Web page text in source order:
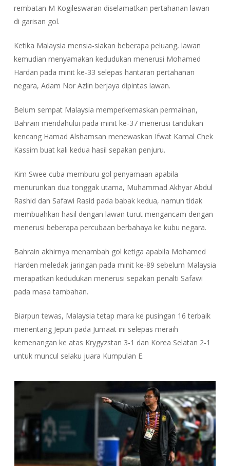
rembatan M Kogileswaran diselamatkan pertahanan lawan
di garisan gol.
Ketika Malaysia mensia-siakan beberapa peluang, lawan
kemudian menyamakan kedudukan menerusi Mohamed
Hardan pada minit ke-33 selepas hantaran pertahanan
negara, Adam Nor Azlin berjaya dipintas lawan.
Belum sempat Malaysia memperkemaskan permainan,
Bahrain mendahului pada minit ke-37 menerusi tandukan
kencang Hamad Alshamsan menewaskan Ifwat Kamal Chek
Kassim buat kali kedua hasil sepakan penjuru.
Kim Swee cuba memburu gol penyamaan apabila
menurunkan dua tonggak utama, Muhammad Akhyar Abdul
Rashid dan Safawi Rasid pada babak kedua, namun tidak
membuahkan hasil dengan lawan turut mengancam dengan
menerusi beberapa percubaan berbahaya ke kubu negara.
Bahrain akhirnya menambah gol ketiga apabila Mohamed
Harden meledak jaringan pada minit ke-89 sebelum Malaysia
merapatkan kedudukan menerusi sepakan penalti Safawi
pada masa tambahan.
Biarpun tewas, Malaysia tetap mara ke pusingan 16 terbaik
menentang Jepun pada Jumaat ini selepas meraih
kemenangan ke atas Krygyzstan 3-1 dan Korea Selatan 2-1
untuk muncul selaku juara Kumpulan E.